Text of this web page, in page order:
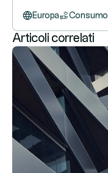
Europa Consumo
Articoli correlati